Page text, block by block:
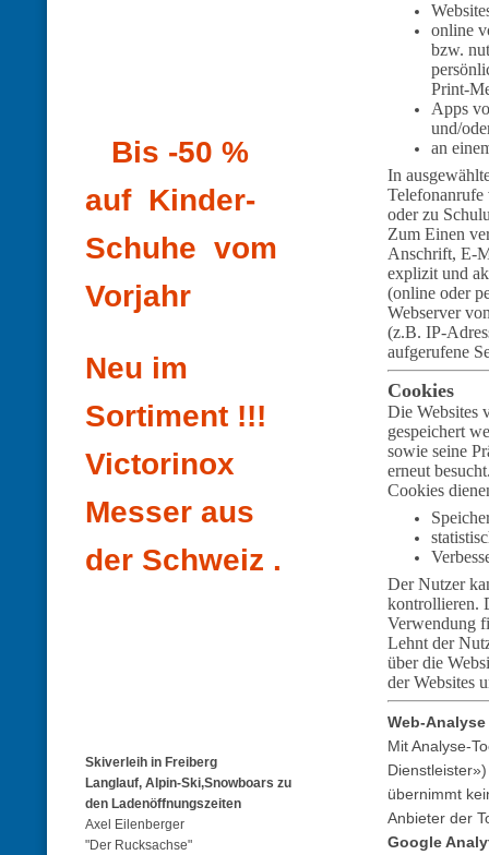
online
bzw.
Print-
Apps
und/
an
In
Telefonanrufe
oder zu
Zum Einen
Anschrift, E-
explizit und
(online oder
Webserver
(z.B. IP-
aufgerufene
Cookies
Die Websites
gespeichert
sowie seine
erneut
Cookies
Der Nutzer
kontrollieren.
Verwendung
Lehnt der
über die
der Websites
Web-Analyse
Mit Analyse-
übernimmt
Anbieter der
Google
Bis -50 %
auf Kinder-
Schuhe vom
Vorjahr
Neu im
Sortiment !!!
Victorinox
Messer aus
der Schweiz .
Skiverleih in Freiberg
Langlauf, Alpin-Ski,Snowboars zu
den Ladenöffnungszeiten
Axel Eilenberger
"Der Rucksachse"